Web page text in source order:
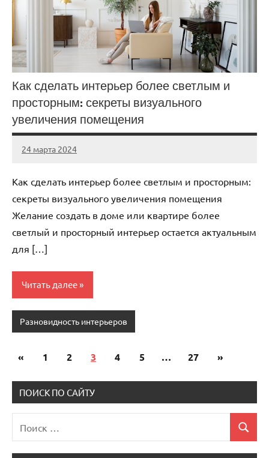
Как сделать интерьер более светлым и
просторным: секреты визуального
увеличения помещения
24 марта 2024
stroyka_sl_r
Нет
Как сделать интерьер более светлым и просторным:
секреты визуального увеличения помещения
Желание создать в доме или квартире более
светлый и просторный интерьер остается актуальным
для […]
Читать далее
Разновидность интерьеров
записей
« Предыдущие
1 2 3 4 5 … 27 »
ПОИСК ПО САЙТУ
для:
Поиск